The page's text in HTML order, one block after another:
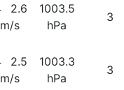
2.6
m/s
1003.5
hPa
2.5
m/s
1003.3
hPa